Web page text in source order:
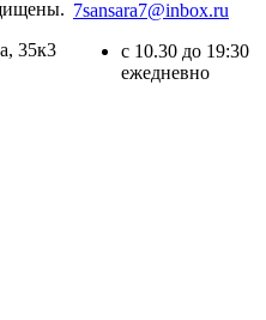
35к3
7sansara7@inbox.ru
с 10.30 до 19:30
ежедневно